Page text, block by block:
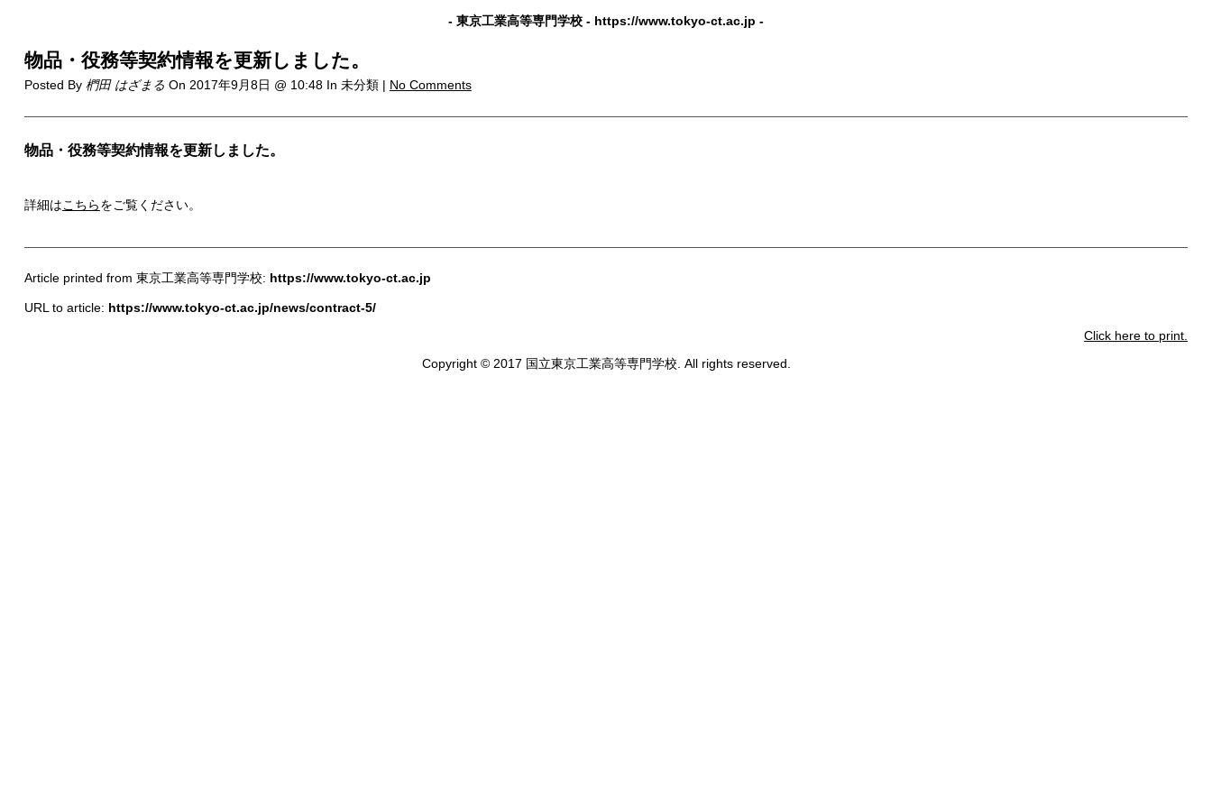
- 東京工業高等専門学校 - https://www.tokyo-ct.ac.jp -
物品・役務等契約情報を更新しました。
Posted By 椚田 はざまる On 2017年9月8日 @ 10:48 In 未分類 | No Comments
物品・役務等契約情報を更新しました。
詳細はこちらをご覧ください。
Article printed from 東京工業高等専門学校: https://www.tokyo-ct.ac.jp
URL to article: https://www.tokyo-ct.ac.jp/news/contract-5/
Click here to print.
Copyright © 2017 国立東京工業高等専門学校. All rights reserved.